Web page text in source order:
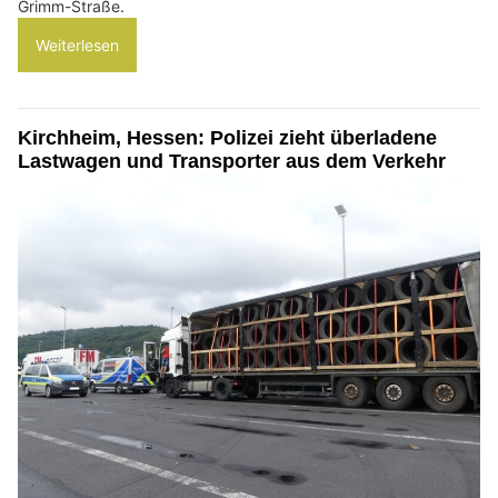
Grimm-Straße.
Weiterlesen
Kirchheim, Hessen: Polizei zieht überladene
Lastwagen und Transporter aus dem Verkehr